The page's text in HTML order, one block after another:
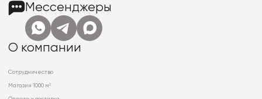
Мессенджеры
О компании
Сотрудничество
Магазин 1000 м²